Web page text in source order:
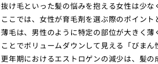
け毛といった髪の悩みを抱える女性は少
こでは、女性が育毛剤を選ぶ際のポイン
毛は、男性のように特定の部位が大きく
とでボリュームダウンして見える「びま
年期におけるエストロゲンの減少は、髪